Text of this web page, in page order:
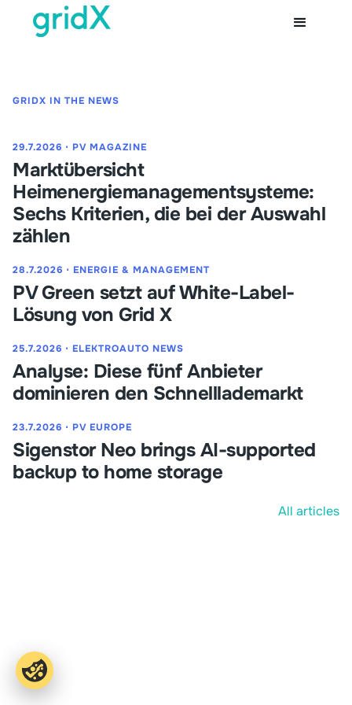
GRIDX IN THE NEWS
29.7.2026 ⋅ PV MAGAZINE
Marktübersicht
Heimenergiemanagementsysteme:
Sechs Kriterien, die bei der Auswahl
zählen
28.7.2026 ⋅ ENERGIE & MANAGEMENT
PV Green setzt auf White-Label-
Lösung von Grid X
25.7.2026 ⋅ ELEKTROAUTO NEWS
Analyse: Diese fünf Anbieter
dominieren den Schnelllademarkt
23.7.2026 ⋅ PV EUROPE
Sigenstor Neo brings AI-supported
backup to home storage
All articles